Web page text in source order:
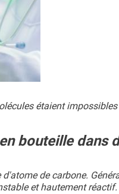
étaient
bouteille dans
de carbone.
et hautement